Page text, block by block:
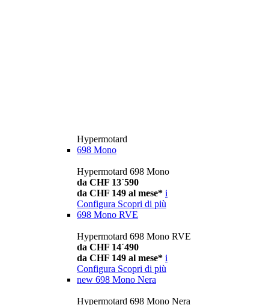
Hypermotard
698 Mono
Hypermotard 698 Mono
da CHF 13´590
da CHF 149 al mese* i
Configura Scopri di più
698 Mono RVE
Hypermotard 698 Mono RVE
da CHF 14´490
da CHF 149 al mese* i
Configura Scopri di più
new 698 Mono Nera
Hypermotard 698 Mono Nera